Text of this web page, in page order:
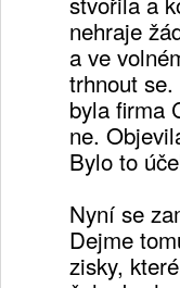
nehraje
a ve
trhnout
byla firma
ne.
Bylo to
Nyní se
Dejme
zisky,